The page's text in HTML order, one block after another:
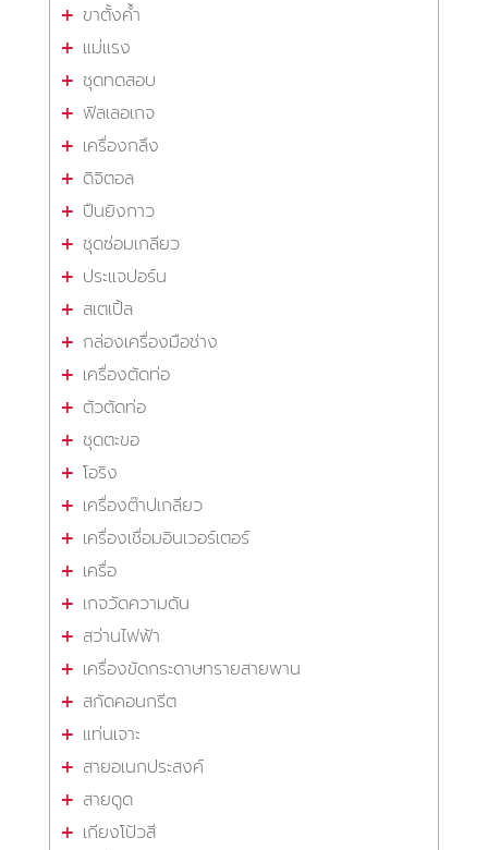
ขาตั้งค้ำ
แม่แรง
ชุดทดสอบ
ฟิลเลอเกจ
เครื่องกลึง
ดิจิตอล
ปืนยิงกาว
ชุดซ่อมเกลียว
ประแจปอร์น
สเตเปิ้ล
กล่องเครื่องมือช่าง
เครื่องตัดท่อ
ตัวตัดท่อ
ชุดตะขอ
โอริง
เครื่องต๊าปเกลียว
เครื่องเชื่อมอินเวอร์เตอร์
เครื่อ
เกจวัดความดัน
สว่านไฟฟ้า
เครื่องขัดกระดาษทรายสายพาน
สกัดคอนกรีต
แท่นเจาะ
สายอเนกประสงค์
สายดูด
เกียงโป้วสี